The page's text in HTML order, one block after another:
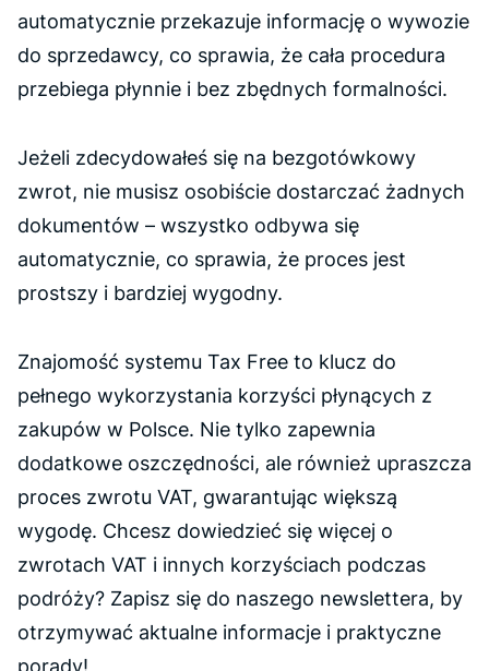
automatycznie przekazuje informację o wywozie
do sprzedawcy, co sprawia, że cała procedura
przebiega płynnie i bez zbędnych formalności.
Jeżeli zdecydowałeś się na bezgotówkowy
zwrot, nie musisz osobiście dostarczać żadnych
dokumentów – wszystko odbywa się
automatycznie, co sprawia, że proces jest
prostszy i bardziej wygodny.
Znajomość systemu Tax Free to klucz do
pełnego wykorzystania korzyści płynących z
zakupów w Polsce. Nie tylko zapewnia
dodatkowe oszczędności, ale również upraszcza
proces zwrotu VAT, gwarantując większą
wygodę. Chcesz dowiedzieć się więcej o
zwrotach VAT i innych korzyściach podczas
podróży? Zapisz się do naszego newslettera, by
otrzymywać aktualne informacje i praktyczne
porady!